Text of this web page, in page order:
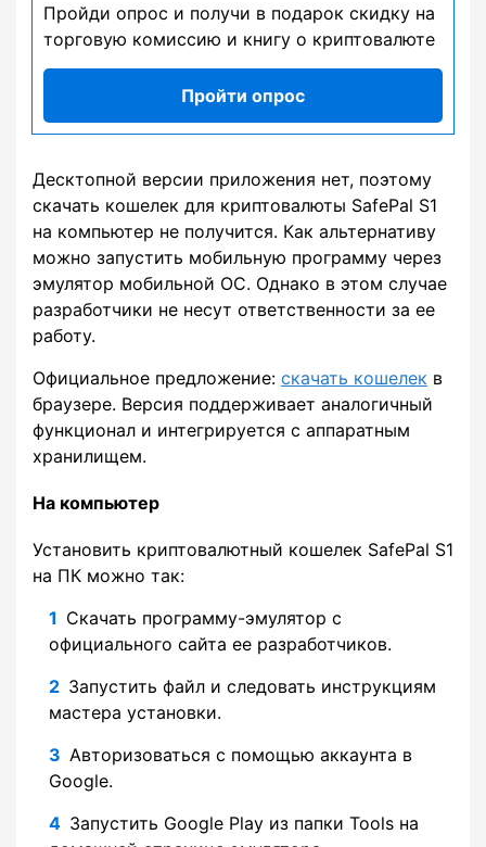
Пройди опрос и получи в подарок скидку на
торговую комиссию и книгу о криптовалюте
Пройти опрос
Десктопной версии приложения нет, поэтому
скачать кошелек для криптовалюты SafePal S1
на компьютер не получится. Как альтернативу
можно запустить мобильную программу через
эмулятор мобильной ОС. Однако в этом случае
разработчики не несут ответственности за ее
работу.
Официальное предложение: скачать кошелек в
браузере. Версия поддерживает аналогичный
функционал и интегрируется с аппаратным
хранилищем.
На компьютер
Установить криптовалютный кошелек SafePal S1
на ПК можно так:
Скачать программу-эмулятор с
официального сайта ее разработчиков.
Запустить файл и следовать инструкциям
мастера установки.
Авторизоваться с помощью аккаунта в
Google.
Запустить Google Play из папки Tools на